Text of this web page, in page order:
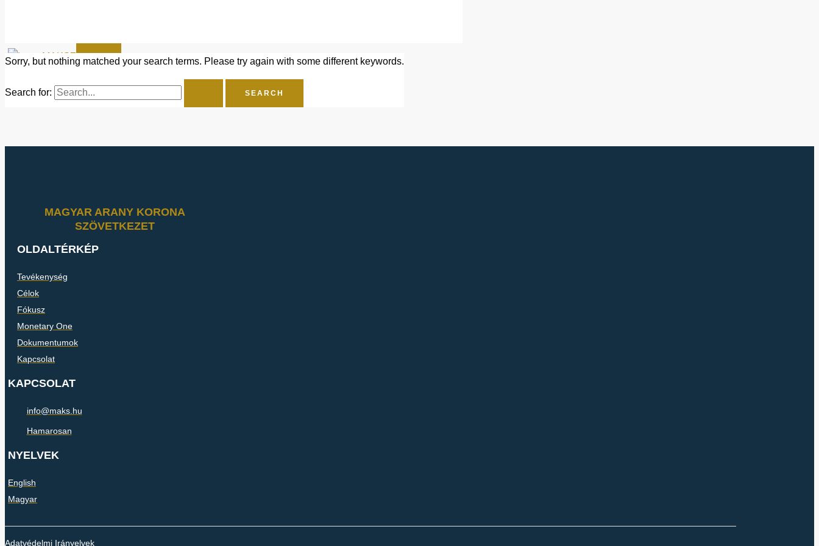
X
Sorry, but nothing matched your search terms. Please try again with some different keywords.
Search for:
MAGYAR ARANY KORONA
SZÖVETKEZET
OLDALTÉRKÉP
Tevékenység
Célok
Fókusz
Monetary One
Dokumentumok
Kapcsolat
KAPCSOLAT
info@maks.hu
Hamarosan
NYELVEK
English
Magyar
Adatvédelmi Irányelvek